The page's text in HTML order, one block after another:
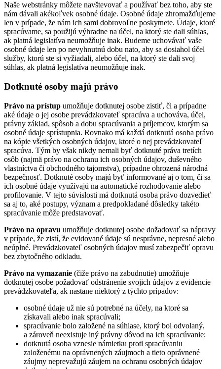
Naše webstránky môžete navštevovať a používať bez toho, aby ste
nám dávali akékoľvek osobné údaje. Osobné údaje zhromažďujeme
len v prípade, že nám ich sami dobrovoľne poskytnete. Údaje, ktoré
spracúvame, sa použijú výhradne na účel, na ktorý ste dali súhlas,
ak platná legislatíva neumožňuje inak. Budeme uchovávať vaše
osobné údaje len po nevyhnutnú dobu nato, aby sa dosiahol účel
služby, ktorú ste si vyžiadali, alebo účel, na ktorý ste dali svoj
súhlas, ak platná legislatíva neumožňuje inak.
Dotknuté osoby majú právo
Právo na prístup umožňuje dotknutej osobe zistiť, či a prípadne
aké údaje o jej osobe prevádzkovateľ spracúva a uchováva, účel,
právny základ, spôsob a dobu spracúvania a príjemcov, ktorým sa
osobné údaje sprístupnia. Rovnako má každá dotknutá osoba právo
na kópie všetkých osobných údajov, ktoré o nej prevádzkovateľ
spracúva. Tým by však nikdy nemali byť dotknuté práva tretích
osôb (najmä právo na ochranu ich osobných údajov, duševného
vlastníctva či obchodného tajomstva), prípadne ohrozená národná
bezpečnosť. Dotknuté osoby majú byť informované aj o tom, či sa
ich osobné údaje využívajú na automatické rozhodovanie alebo
profilovanie. V tejto súvislosti má dotknutá osoba právo dozvedieť
sa aj to, aké postupy, význam a predpokladané dôsledky takéto
spracúvanie môže predstavovať.
Právo na opravu umožňuje dotknutej osobe dožadovať sa nápravy
v prípade, že zistí, že evidované údaje sú nesprávne, nepresné alebo
neúplné. Prevádzkovateľ osobných údajov musí zabezpečiť opravu
bez zbytočného odkladu.
Právo na vymazanie (čiže právo na zabudnutie) umožňuje
dotknutej osobe požadovať odstránenie svojich údajov z evidencie
prevádzkovateľa, ak nastane niektorý z týchto prípadov:
osobné údaje už nie sú potrebné na účely, na ktoré sa
získavali alebo inak spracúvali;
spracúvanie bolo založené na súhlase, ktorý bol odvolaný,
a zároveň neexistuje iný právny dôvod na ich spracúvanie;
dotknutá osoba vznesie námietku proti spracúvaniu
založenému na oprávnených záujmoch a tieto oprávnené
záujmy neprevažujú záujem na ochranu osobných údajov